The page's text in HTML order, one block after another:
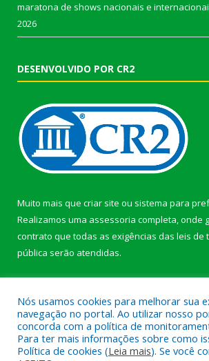
maratona de shows nacionais e
2026
DESENVOLVIDO POR CR2
Muito mais que criar site ou sistema para
Realizamos uma assessoria completa, onde
contrato que todas as exigências das leis de
pública serão atendidas.
Todos os direitos reservados a Prefeitura
Nós usamos cookies para melhorar sua
navegação no portal. Ao utilizar nosso
concorda com a política de
Para ter mais informações sobre como
Política de cookies (Leia mais). Se você